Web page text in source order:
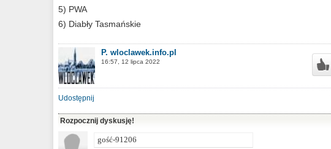
5) PWA
6) Diabły Tasmańskie
P. wloclawek.info.pl
16:57, 12 lipca 2022
Udostępnij
Rozpocznij dyskusję!